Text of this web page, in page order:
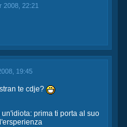
2008, 22:21
19:45
te cdje?
prima ti porta al suo